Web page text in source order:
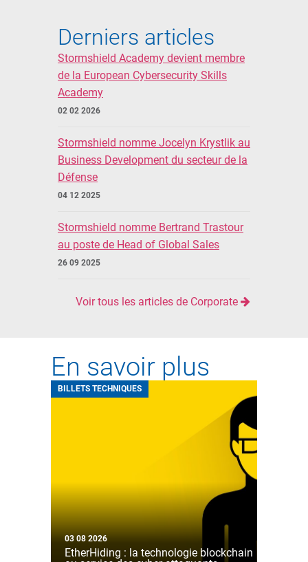
Derniers articles
Stormshield Academy devient membre
de la European Cybersecurity Skills
Academy
02 02 2026
Stormshield nomme Jocelyn Krystlik au
Business Development du secteur de la
Défense
04 12 2025
Stormshield nomme Bertrand Trastour
au poste de Head of Global Sales
26 09 2025
Voir tous les articles de Corporate
En savoir plus
BILLETS TECHNIQUES
03 08 2026
EtherHiding : la technologie blockchain